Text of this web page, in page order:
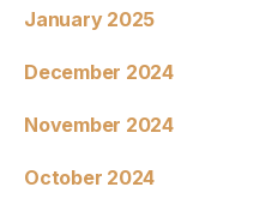
January 2025
December 2024
November 2024
October 2024